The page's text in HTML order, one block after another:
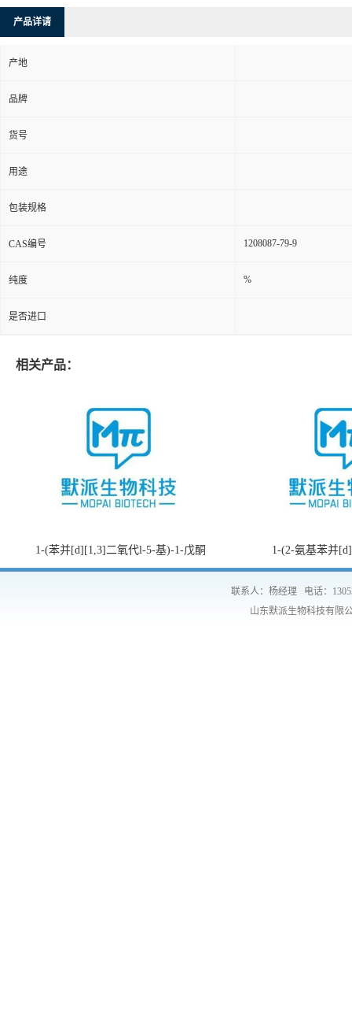
产品详请
产地
品牌
货号
用途
包装规格
CAS编号 1208087-79-9
纯度 %
是否进口
相关产品：
1-(苯并[d][1,3]二氧代l-5-基)-1-戊酮 1-(2-氨基苯并
联系人：杨经理 电话：
山东默派生物科技有限